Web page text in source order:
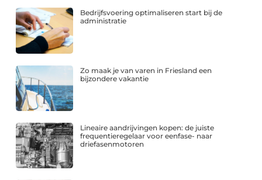
Bedrijfsvoering optimaliseren start bij de
administratie
Zo maak je van varen in Friesland een
bijzondere vakantie
Lineaire aandrijvingen kopen: de juiste
frequentieregelaar voor eenfase- naar
driefasenmotoren